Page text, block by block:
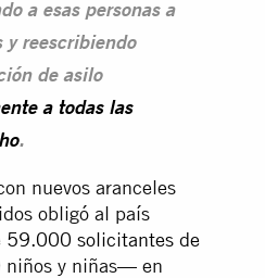
a esas personas a
y reescribiendo
de asilo
a todas las
.
nuevos aranceles
obligó al país
59.000 solicitantes de
y niñas— en